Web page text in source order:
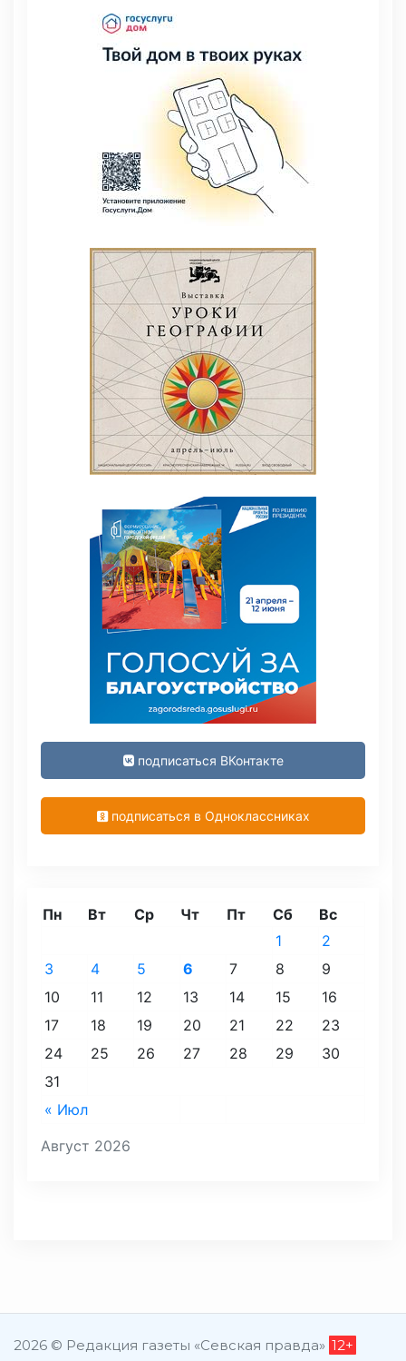
подписаться ВКонтакте
подписаться в Одноклассниках
Август 2026
Пн Вт Ср Чт Пт Сб Вс
« Июл
1
2
3
4 5 6 7 8
9
10
11 12 13 14 15
16
17
18 19 20 21 22
23
24
25 26 27 28 29
30
31
2026 © Редакция газеты «Севская правда» 12+